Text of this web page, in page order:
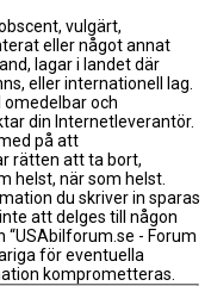
vulgärt,
eller något annat
lagar i landet där
eller internationell lag.
och
din Internetleverantör.
på att
rätten att ta bort,
helst, när som helst.
du skriver in sparas
att delges till någon
- Forum
för eventuella
komprometteras.